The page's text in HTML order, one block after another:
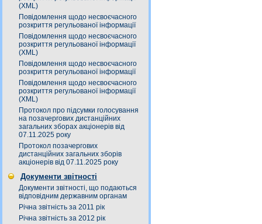
(XML)
Повідомлення щодо несвоєчасного
розкриття регульованої інформації
Повідомлення щодо несвоєчасного
розкриття регульованої інформації
(XML)
Повідомлення щодо несвоєчасного
розкриття регульованої інформації
Повідомлення щодо несвоєчасного
розкриття регульованої інформації
(XML)
Протокол про підсумки голосування
на позачергових дистанційних
загальних зборах акціонерів від
07.11.2025 року
Протокол позачергових
дистанційних загальних зборів
акціонерів від 07.11.2025 року
Документи звітності
Документи звітності, що подаються
відповідним державним органам
Річна звітність за 2011 рік
Річна звітність за 2012 рік